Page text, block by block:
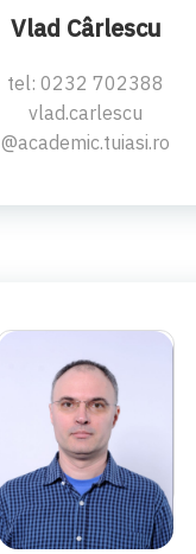
Vlad Cârlescu
tel: 0232 702388
vlad.carlescu
@academic.tuiasi.ro
CONF.DR.ING.